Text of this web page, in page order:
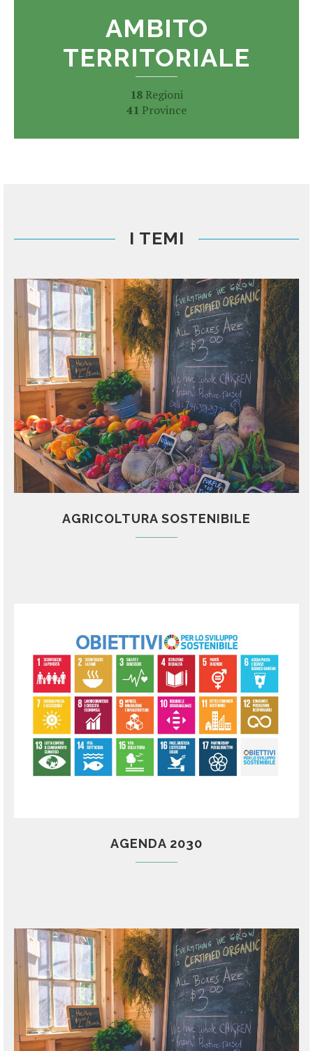
AMBITO
TERRITORIALE
18 Regioni
41 Province
I TEMI
AGRICOLTURA SOSTENIBILE
AGENDA 2030